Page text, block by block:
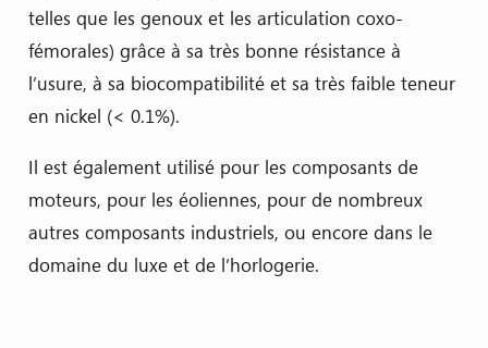
telles que les genoux et les articulation coxo-
fémorales) grâce à sa très bonne résistance à
l’usure, à sa biocompatibilité et sa très faible teneur
en nickel (< 0.1%).
Il est également utilisé pour les composants de
moteurs, pour les éoliennes, pour de nombreux
autres composants industriels, ou encore dans le
domaine du luxe et de l’horlogerie.